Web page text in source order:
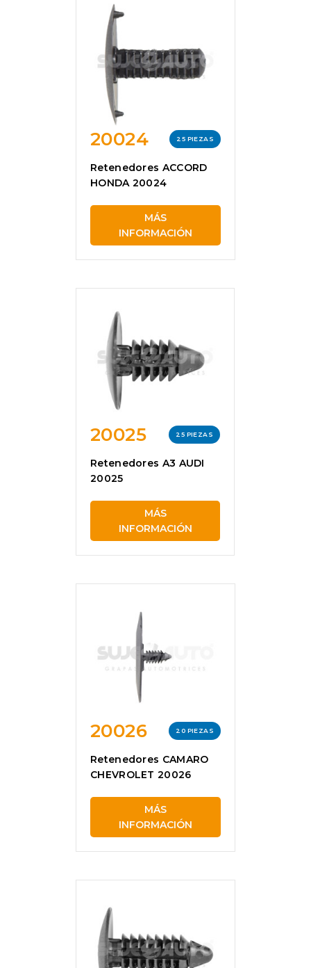
20024 25 PIEZAS
Retenedores ACCORD
HONDA 20024
MÁS
INFORMACIÓN
20025 25 PIEZAS
Retenedores A3 AUDI
20025
MÁS
INFORMACIÓN
20026 20 PIEZAS
Retenedores CAMARO
CHEVROLET 20026
MÁS
INFORMACIÓN